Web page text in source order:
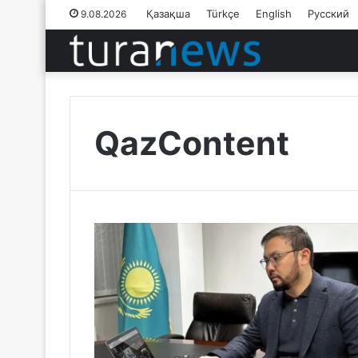
9.08.2026 Қазақша Türkçe English Русский
QazContent